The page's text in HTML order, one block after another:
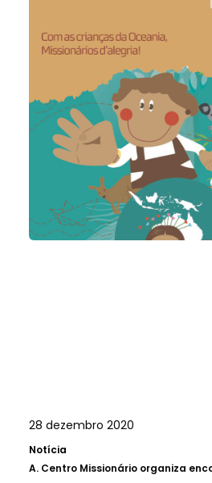
28 dezembro 2020
Notícia
A. Centro Missionário organiza